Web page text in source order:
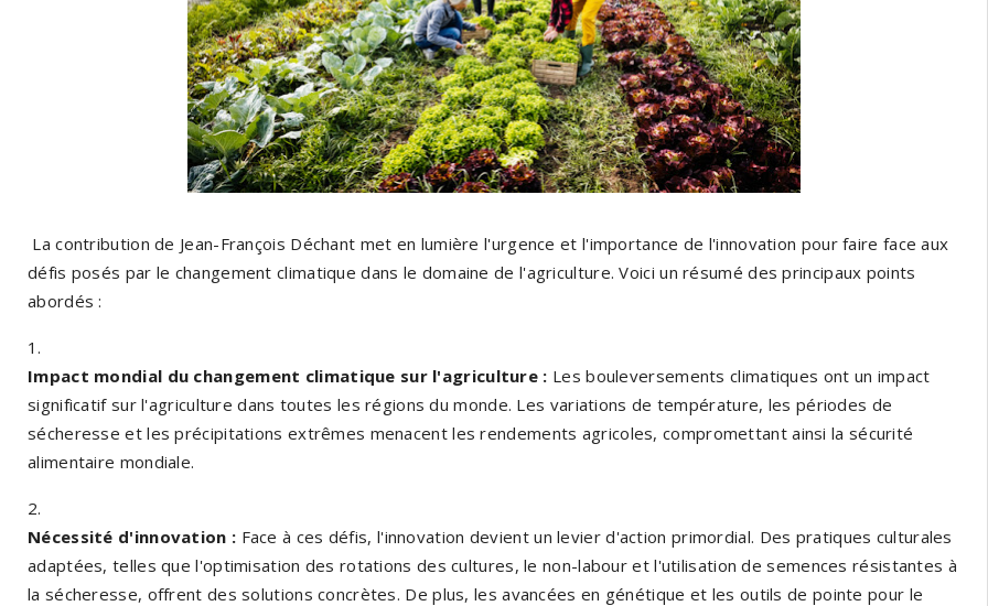
La contribution de Jean-François Déchant met en lumière l'urgence et l'importance de l'innovation pour faire face aux
défis posés par le changement climatique dans le domaine de l'agriculture. Voici un résumé des principaux points
abordés :
Impact mondial du changement climatique sur l'agriculture : Les bouleversements climatiques ont un impact
significatif sur l'agriculture dans toutes les régions du monde. Les variations de température, les périodes de
sécheresse et les précipitations extrêmes menacent les rendements agricoles, compromettant ainsi la sécurité
alimentaire mondiale.
Nécessité d'innovation : Face à ces défis, l'innovation devient un levier d'action primordial. Des pratiques culturales
adaptées, telles que l'optimisation des rotations des cultures, le non-labour et l'utilisation de semences résistantes à
la sécheresse, offrent des solutions concrètes. De plus, les avancées en génétique et les outils de pointe pour le